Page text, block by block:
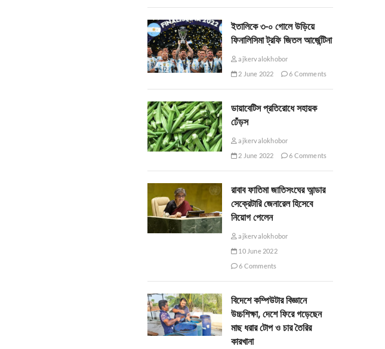
ইতালিকে ৩-০ গোলে উড়িয়ে
ফিনালিসিমা ট্রফি জিতল আর্জেন্টিনা
ajkervalokhobor
2 June 2022
6 Comments
ডায়াবেটিস প্রতিরোধে সহায়ক
ঢেঁড়স
ajkervalokhobor
2 June 2022
6 Comments
রাবাব ফাতিমা জাতিসংঘের আন্ডার
সেক্রেটারি জেনারেল হিসেবে
নিয়োগ পেলেন
ajkervalokhobor
10 June 2022
6 Comments
বিদেশে কম্পিউটার বিজ্ঞানে
উচ্চশিক্ষা, দেশে ফিরে গড়েছেন
মাছ ধরার টোপ ও চার তৈরির
কারখানা